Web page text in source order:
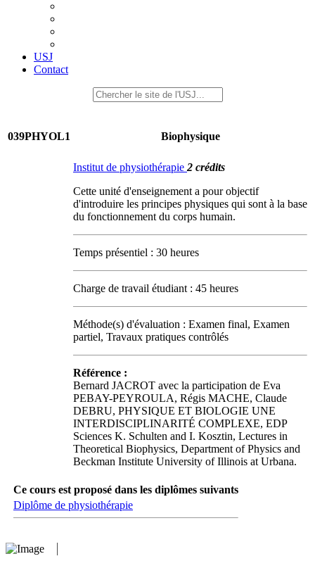
USJ
Contact
039PHYOL1 Biophysique
Institut de physiothérapie 2 crédits
Cette unité d'enseignement a pour objectif
d'introduire les principes physiques qui sont à la base
du fonctionnement du corps humain.
Temps présentiel : 30 heures
Charge de travail étudiant : 45 heures
Méthode(s) d'évaluation : Examen final, Examen
partiel, Travaux pratiques contrôlés
Référence :
Bernard JACROT avec la participation de Eva
PEBAY-PEYROULA, Régis MACHE, Claude
DEBRU, PHYSIQUE ET BIOLOGIE UNE
INTERDISCIPLINARITÉ COMPLEXE, EDP
Sciences K. Schulten and I. Kosztin, Lectures in
Theoretical Biophysics, Department of Physics and
Beckman Institute University of Illinois at Urbana.
Ce cours est proposé dans les diplômes suivants
Diplôme de physiothérapie